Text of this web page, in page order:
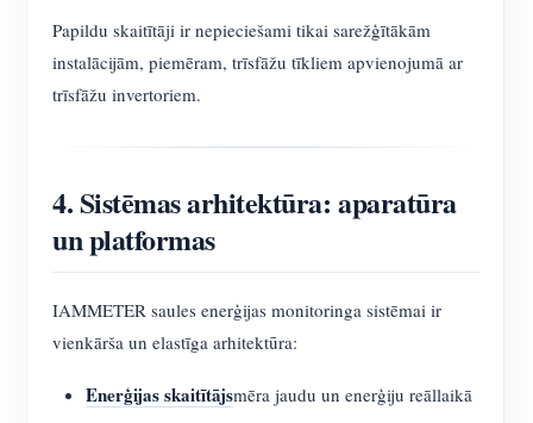
Papildu skaitītāji ir nepieciešami tikai sarežģītākām
instalācijām, piemēram, trīsfāžu tīkliem apvienojumā ar
trīsfāžu invertoriem.
4. Sistēmas arhitektūra: aparatūra
un platformas
IAMMETER saules enerģijas monitoringa sistēmai ir
vienkārša un elastīga arhitektūra:
Enerģijas skaitītājsmēra jaudu un enerģiju reāllaikā